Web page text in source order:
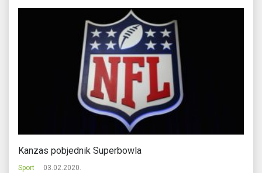
Kanzas pobjednik Superbowla
Sport 03.02.2020.